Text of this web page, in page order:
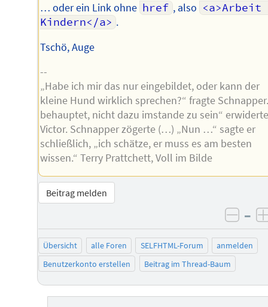
… oder ein Link ohne href , also <a>Arbeit
Kindern</a> .
Tschö, Auge
--
„Habe ich mir das nur eingebildet, oder kann der
kleine Hund wirklich sprechen?“ fragte
behauptet, nicht dazu imstande zu sein“
Victor. Schnapper zögerte (…) „Nun …“ sagte er
schließlich, „ich schätze, er muss es am besten
wissen.“ Terry Prattchett, Voll im Bilde
Beitrag melden
–
Übersicht alle Foren SELFHTML-Forum
anmelden
Benutzerkonto erstellen
Beitrag im Thread-Baum